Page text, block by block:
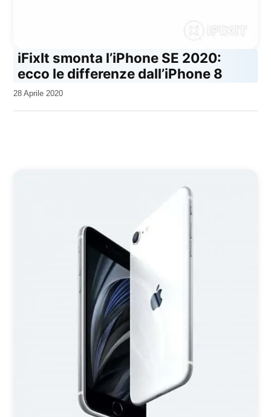
iFixIt smonta l’iPhone SE 2020:
ecco le differenze dall’iPhone 8
da
28 Aprile 2020